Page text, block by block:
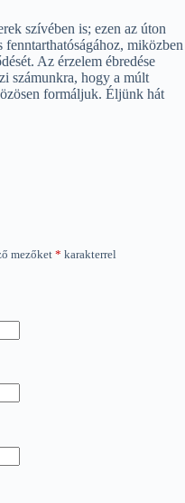
szívében is; ezen az úton
miközben
Az érzelem ébredése
számunkra, hogy a múlt
formáljuk. Éljünk hát
mezőket* karakterrel